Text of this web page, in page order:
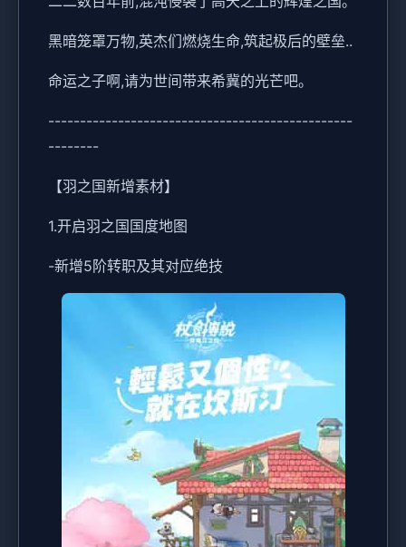
黑暗笼罩万物,英杰们燃烧生命,筑起极后的壁垒..
命运之子啊,请为世间带来希冀的光芒吧。
------------------------------------------------
--------
【羽之国新增素材】
1.开启羽之国国度地图
-新增5阶转职及其对应绝技